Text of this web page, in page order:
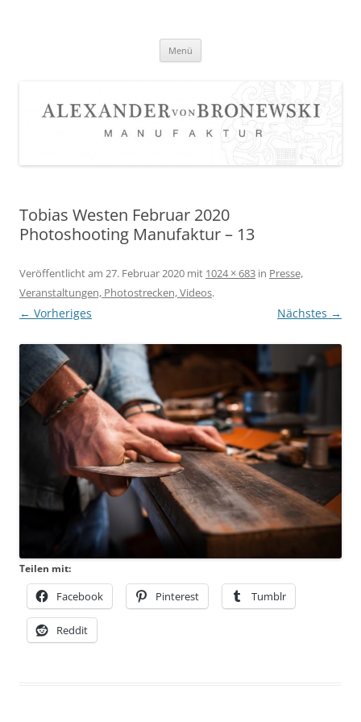
Menü
Tobias Westen Februar 2020
Photoshooting Manufaktur – 13
Veröffentlicht am 27. Februar 2020 mit 1024 × 683 in Presse,
Veranstaltungen, Photostrecken, Videos.
← Vorheriges Nächstes →
Teilen mit:
Facebook Pinterest Tumblr
Reddit